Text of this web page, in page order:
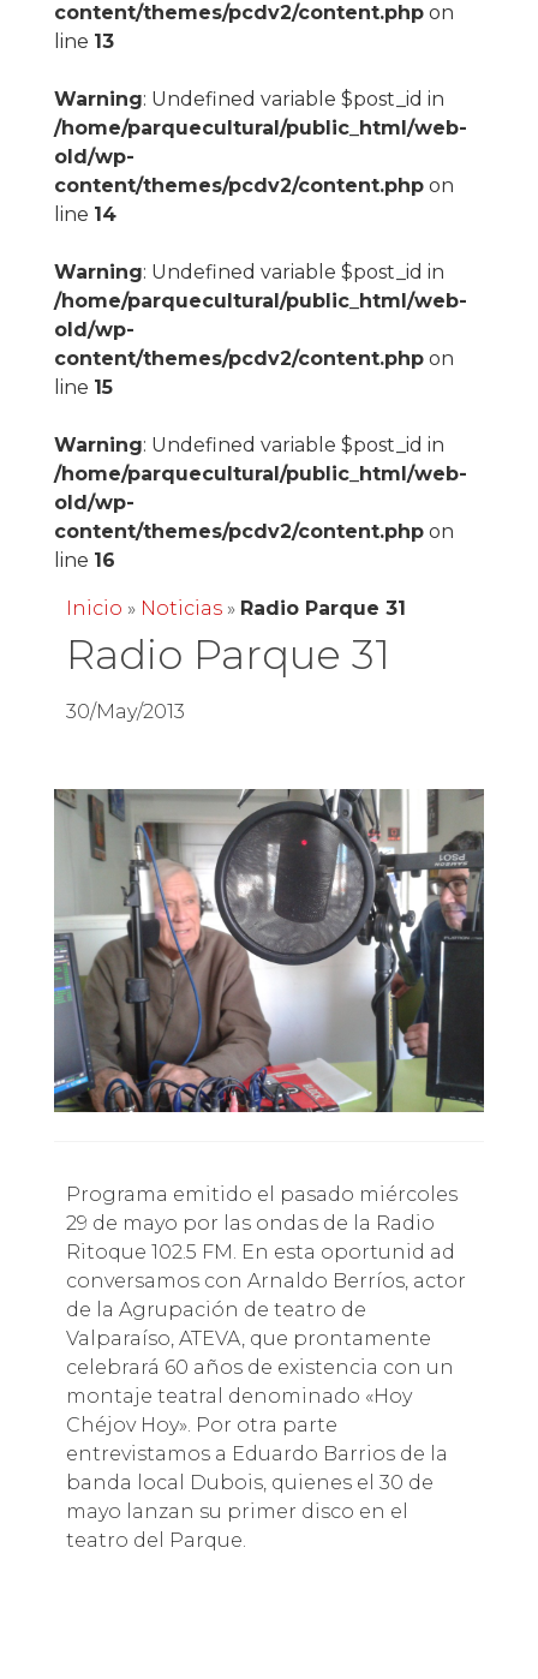
content/themes/pcdv2/content.phpon
line 13
Warning: Undefined variable $post_id in
/home/parquecultural/public_html/web-
old/wp-
content/themes/pcdv2/content.phpon
line 14
Warning: Undefined variable $post_id in
/home/parquecultural/public_html/web-
old/wp-
content/themes/pcdv2/content.phpon
line 15
Warning: Undefined variable $post_id in
/home/parquecultural/public_html/web-
old/wp-
content/themes/pcdv2/content.phpon
line 16
Inicio » Noticias» Radio Parque 31
Radio Parque 31
30/May/2013
Programa emitido el pasado miércoles
29 de mayo por las ondas de la Radio
Ritoque 102.5 FM. En esta oportunid ad
conversamos con Arnaldo Berríos, actor
de la Agrupación de teatro de
Valparaíso, ATEVA, que prontamente
celebrará 60 años de existencia con un
montaje teatral denominado «Hoy
Chéjov Hoy». Por otra parte
entrevistamos a Eduardo Barrios de la
banda local Dubois, quienes el 30 de
mayo lanzan su primer disco en el
teatro del Parque.